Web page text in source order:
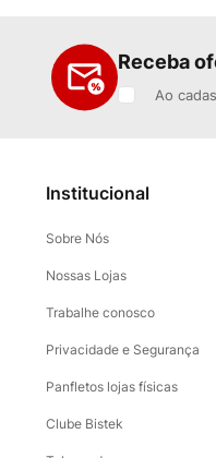
Receba
Ao
Institucional
Sobre Nós
Nossas Lojas
Trabalhe conosco
Privacidade e Segurança
Panfletos lojas físicas
Clube Bistek